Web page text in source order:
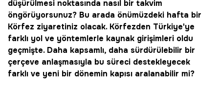
düşürülmesi noktasında nasıl bir takvim
öngörüyorsunuz? Bu arada önümüzdeki hafta bir
Körfez ziyaretiniz olacak. Körfezden Türkiye'ye
farklı yol ve yöntemlerle kaynak girişimleri oldu
geçmişte. Daha kapsamlı, daha sürdürülebilir bir
çerçeve anlaşmasıyla bu süreci destekleyecek
farklı ve yeni bir dönemin kapısı aralanabilir mi?